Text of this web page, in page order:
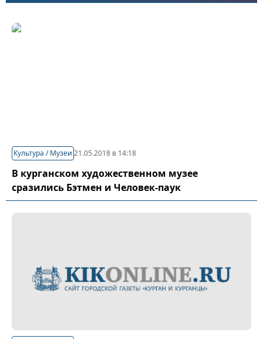
Культура / Музеи 21.05.2018 в 14:18
В курганском художественном музее
сразились Бэтмен и Человек-паук